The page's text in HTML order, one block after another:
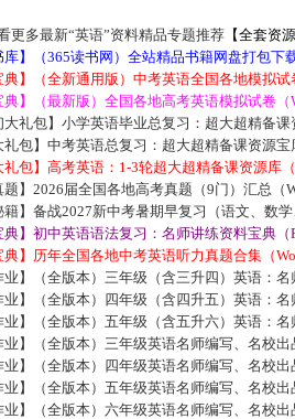
更多最新“英语”资料精品专题推荐【全套资
库】（365读书网）全站精品书籍网盘打包下
典】（全新通用版）中考英语全国各地模拟试
典】（最新版）全国各地高考英语模拟试卷（
大礼包】小学英语毕业总复习：超大超精备课
礼包】中考英语总复习：超大超精备课资源
礼包】高考英语：1-3轮超大超精备课资源库
题】2026届全国各地高考真题（9门）汇总（
籍】备战2027新中考暑期早复习（语文、数
典】初中英语语法复习：名师讲练资料宝典（
典】历年全国各地中考英语听力真题合集（
业】（全版本）三年级（含三升四）英语：名
业】（全版本）四年级（含四升五）英语：名
业】（全版本）五年级（含五升六）英语：名
业】（全版本）三年级英语名师编写、名校出
业】（全版本）四年级英语名师编写、名校出
业】（全版本）五年级英语名师编写、名校出
业】（全版本）六年级英语名师编写、名校出